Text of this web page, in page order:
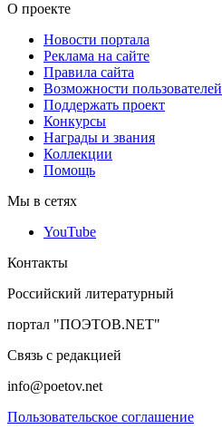
О проекте
Новости портала
Реклама на сайте
Правила сайта
Возможности пользователей
Поддержать проект
Конкурсы
Награды и звания
Коллекции
Помощь
Мы в сетях
YouTube
Контакты
Российский литературный
портал "ПОЭТОВ.NET"
Связь с редакцией
info@poetov.net
Пользовательское соглашение